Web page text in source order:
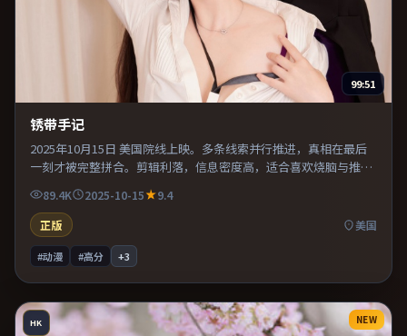
99:51
锈带手记
2025年10月15日 美国院线上映。多条线索并行推进，真相在最后
一刻才被完整拼合。剪辑利落，信息密度高，适合喜欢烧脑与推理
的观众。既有类型片爽感，也保留作者表达，口碑潜力不俗。
89.4K 2025-10-15
9.4
正版
美国
#动漫 #高分 +3
HK NEW